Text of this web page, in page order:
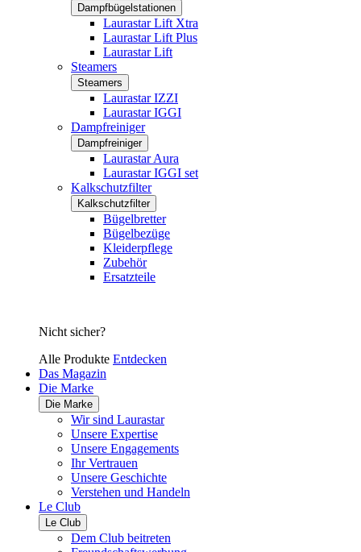
Dampfbügelstationen
Laurastar Lift Xtra
Laurastar Lift Plus
Laurastar Lift
Steamers
Steamers
Laurastar IZZI
Laurastar IGGI
Dampfreiniger
Dampfreiniger
Laurastar Aura
Laurastar IGGI set
Kalkschutzfilter
Kalkschutzfilter
Bügelbretter
Bügelbezüge
Kleiderpflege
Zubehör
Ersatzteile
Nicht sicher?
Alle Produkte Entdecken
Das Magazin
Die Marke
Die Marke
Wir sind Laurastar
Unsere Expertise
Unsere Engagements
Ihr Vertrauen
Unsere Geschichte
Verstehen und Handeln
Le Club
Le Club
Dem Club beitreten